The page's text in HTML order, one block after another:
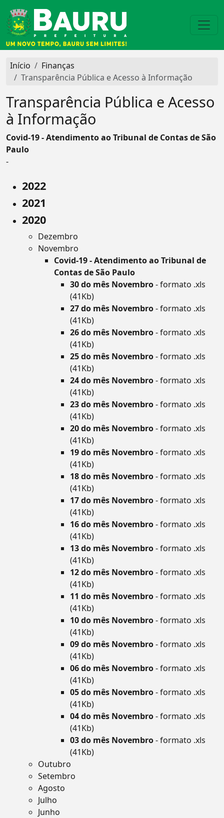
Início
Finanças
Transparência Pública e Acesso à Informação
Transparência Pública e Acesso
à Informação
Covid-19 - Atendimento ao Tribunal de Contas de São
Paulo
-
2022
2021
2020
Dezembro
Novembro
Covid-19 - Atendimento ao Tribunal de
Contas de São Paulo
30 do mês Novembro- formato .xls
(41Kb)
27 do mês Novembro- formato .xls
(41Kb)
26 do mês Novembro- formato .xls
(41Kb)
25 do mês Novembro- formato .xls
(41Kb)
24 do mês Novembro- formato .xls
(41Kb)
23 do mês Novembro- formato .xls
(41Kb)
20 do mês Novembro- formato .xls
(41Kb)
19 do mês Novembro- formato .xls
(41Kb)
18 do mês Novembro- formato .xls
(41Kb)
17 do mês Novembro- formato .xls
(41Kb)
16 do mês Novembro- formato .xls
(41Kb)
13 do mês Novembro- formato .xls
(41Kb)
12 do mês Novembro- formato .xls
(41Kb)
11 do mês Novembro- formato .xls
(41Kb)
10 do mês Novembro- formato .xls
(41Kb)
09 do mês Novembro- formato .xls
(41Kb)
06 do mês Novembro- formato .xls
(41Kb)
05 do mês Novembro- formato .xls
(41Kb)
04 do mês Novembro- formato .xls
(41Kb)
03 do mês Novembro- formato .xls
(41Kb)
Outubro
Setembro
Agosto
Julho
Junho